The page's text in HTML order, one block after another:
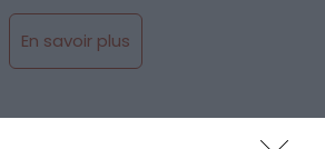
En savoir plus